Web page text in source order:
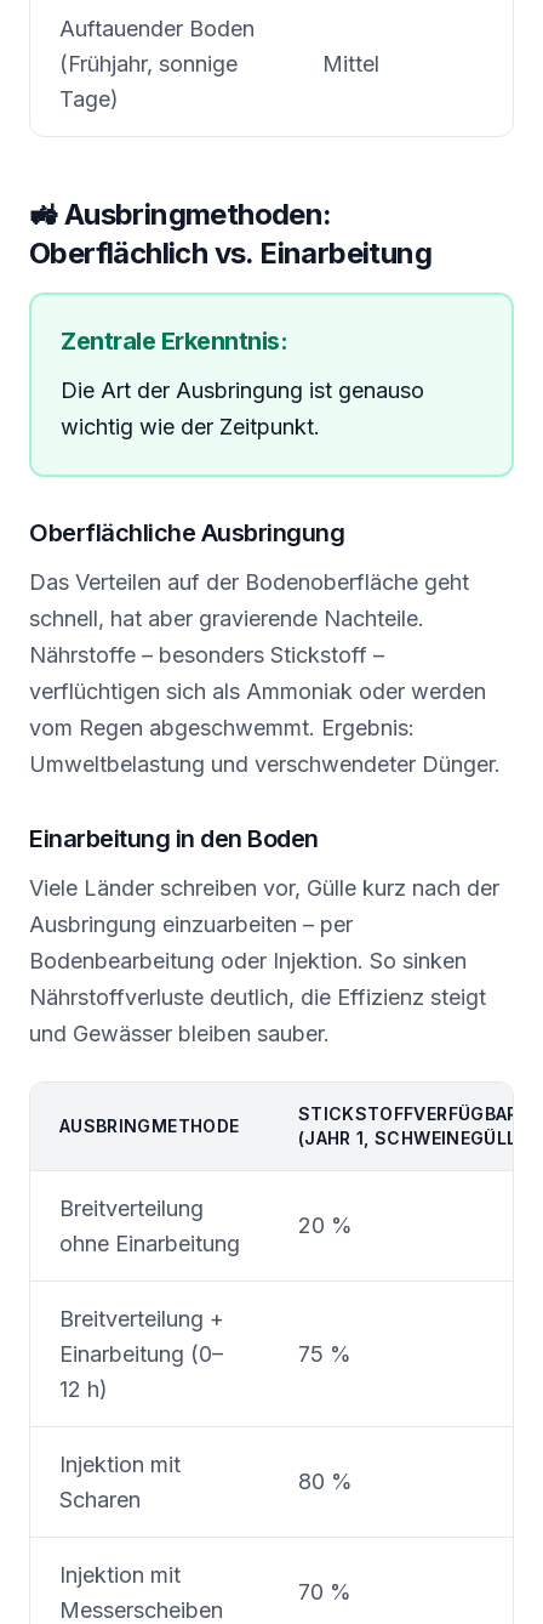
Auftauender Boden
(Frühjahr, sonnige
Tage)
Mittel
🚜 Ausbringmethoden:
Oberflächlich vs. Einarbeitung
Zentrale Erkenntnis:
Die Art der Ausbringung ist genauso
wichtig wie der Zeitpunkt.
Oberflächliche Ausbringung
Das Verteilen auf der Bodenoberfläche geht
schnell, hat aber gravierende Nachteile.
Nährstoffe – besonders Stickstoff –
verflüchtigen sich als Ammoniak oder werden
vom Regen abgeschwemmt. Ergebnis:
Umweltbelastung und verschwendeter Dünger.
Einarbeitung in den Boden
Viele Länder schreiben vor, Gülle kurz nach der
Ausbringung einzuarbeiten – per
Bodenbearbeitung oder Injektion. So sinken
Nährstoffverluste deutlich, die Effizienz steigt
und Gewässer bleiben sauber.
AUSBRINGMETHODE
(JAHR 1, SCHWEINEGÜLLE)
Breitverteilung
ohne Einarbeitung
20 %
Breitverteilung +
Einarbeitung (0–
12 h)
75 %
Injektion mit
Scharen
80 %
Injektion mit
Messerscheiben
70 %